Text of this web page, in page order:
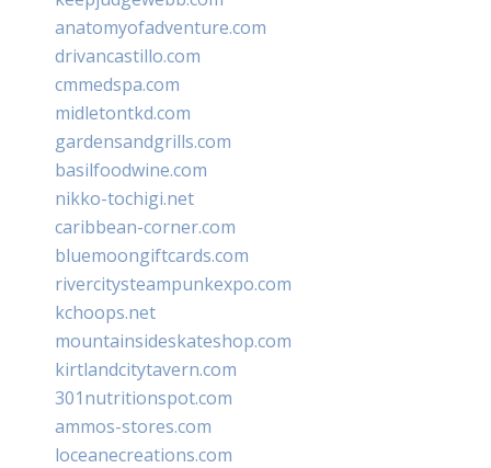
anatomyofadventure.com
drivancastillo.com
cmmedspa.com
midletontkd.com
gardensandgrills.com
basilfoodwine.com
nikko-tochigi.net
caribbean-corner.com
bluemoongiftcards.com
rivercitysteampunkexpo.com
kchoops.net
mountainsideskateshop.com
kirtlandcitytavern.com
301nutritionspot.com
ammos-stores.com
loceanecreations.com